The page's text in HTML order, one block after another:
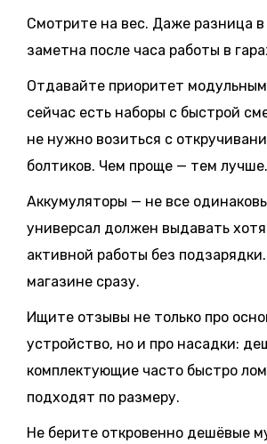
Смотрите на вес. Даже разница в
заметна после часа работы в
Отдавайте приоритет
сейчас есть наборы с быстрой
не нужно возиться с
болтиков. Чем проще — тем лучше.
Аккумуляторы — не все
универсал должен выдавать
активной работы без
магазине сразу.
Ищите отзывы не только про
устройство, но и про насадки:
комплектующие часто быстро
подходят по размеру.
Не берите откровенно дешёвые